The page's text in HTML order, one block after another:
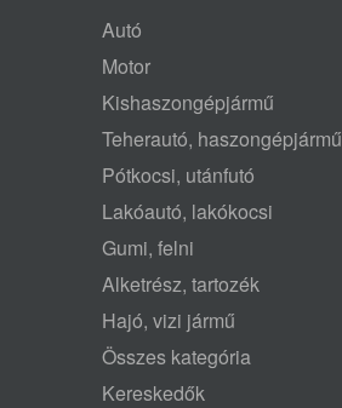
Autó
Motor
Kishaszongépjármű
Teherautó, haszongépjármű
Pótkocsi, utánfutó
Lakóautó, lakókocsi
Gumi, felni
Alketrész, tartozék
Hajó, vizi jármű
Összes kategória
Kereskedők